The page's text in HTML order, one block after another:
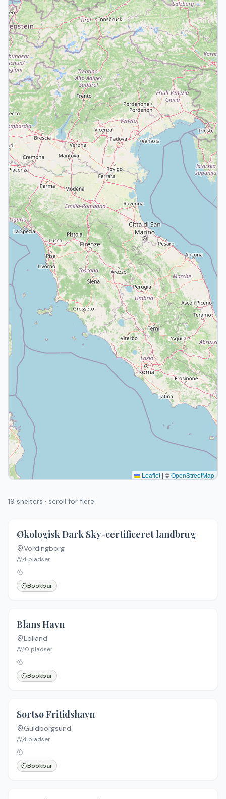
19 shelters · scroll for flere
Økologisk Dark Sky-certificeret landbrug
Vordingborg
4 pladser
Bookbar
Blans Havn
Lolland
10 pladser
Bookbar
Sortsø Fritidshavn
Guldborgsund
4 pladser
Bookbar
Leaflet | ©OpenStreetMap